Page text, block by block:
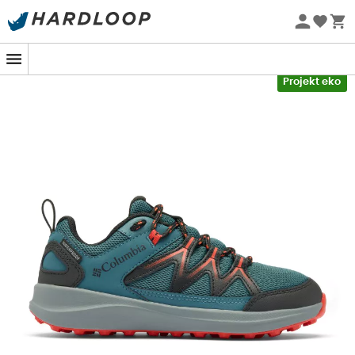
Letnie promocje 🔥 -5% DODATKOWO przy zakupie 2
Projekt eko
wodoodporne buty turystyczne
Waterproof
Columbia
trudnym terenie, te buty gwarantują, że każda wyprawa
stanie się nieograniczoną przygodą, nawet w deszczowe
Dzięki technologii wodoodpornej Omni-Tech™
, mali
odkrywcy będą mieli
suche stopy, ciesząc się
jednocześnieabsolutnym komfortem.Gumowa